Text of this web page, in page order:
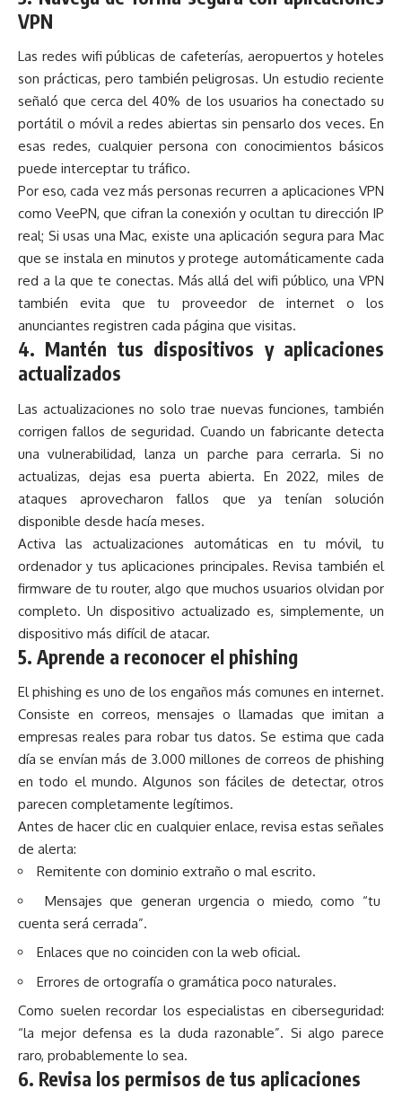
VPN
Las redes wifi públicas de cafeterías, aeropuertos y hoteles
son prácticas, pero también peligrosas. Un estudio reciente
señaló que cerca del 40% de los usuarios ha conectado su
portátil o móvil a redes abiertas sin pensarlo dos veces. En
esas redes, cualquier persona con conocimientos básicos
puede interceptar tu tráfico.
Por eso, cada vez más personas recurren a aplicaciones VPN
como VeePN, que cifran la conexión y ocultan tu dirección IP
real; Si usas una Mac, existe unaaplicación segura para Mac
que se instala en minutos y protege automáticamente cada
red a la que te conectas. Más allá del wifi público, una VPN
también evita que tu proveedor de internet o los
anunciantes registren cada página que visitas.
4. Mantén tus dispositivos y aplicaciones
actualizados
Las actualizaciones no solo trae nuevas funciones, también
corrigen fallos de seguridad. Cuando un fabricante detecta
una vulnerabilidad, lanza un parche para cerrarla. Si no
actualizas, dejas esa puerta abierta. En 2022, miles de
ataques aprovecharon fallos que ya tenían solución
disponible desde hacía meses.
Activa las actualizaciones automáticas en tu móvil, tu
ordenador y tus aplicaciones principales. Revisa también el
firmware de tu router, algo que muchos usuarios olvidan por
completo. Un dispositivo actualizado es, simplemente, un
dispositivo más difícil de atacar.
5. Aprende a reconocer el phishing
El phishing es uno de los engaños más comunes en internet.
Consiste en correos, mensajes o llamadas que imitan a
empresas reales para robar tus datos. Se estima que cada
día se envían más de 3.000 millones de correos de phishing
en todo el mundo. Algunos son fáciles de detectar, otros
parecen completamente legítimos.
Antes de hacer clic en cualquier enlace, revisa estas señales
de alerta:
Remitente con dominio extraño o mal escrito.
Mensajes que generan urgencia o miedo, como “tu
cuenta será cerrada”.
Enlaces que no coinciden con la web oficial.
Errores de ortografía o gramática poco naturales.
Como suelen recordar los especialistas en ciberseguridad:
“la mejor defensa es la duda razonable”. Si algo parece
raro, probablemente lo sea.
6. Revisa los permisos de tus aplicaciones